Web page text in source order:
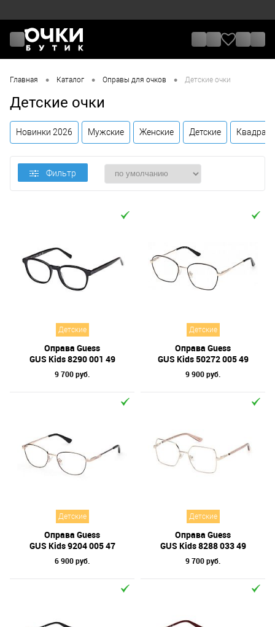
Главная • Каталог • Оправы для очков • Детские очки
Детские очки
Новинки 2026 Мужские Женские Детские
Цена
Назначение / Пол
Коллекция
Материал линз
Форма оправы
Цвет оправы
Технология оптики
Фильтр
Детские
Оправа Guess
GUS Kids 8290 001 49
9 700 руб.
Детские
Оправа Guess
GUS Kids 50272 005 49
9 900 руб.
Детские
Оправа Guess
GUS Kids 9204 005 47
6 900 руб.
Детские
Оправа Guess
GUS Kids 8288 033 49
9 700 руб.